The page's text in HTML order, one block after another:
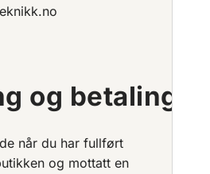
og betaling
når du har fullført
og mottatt en